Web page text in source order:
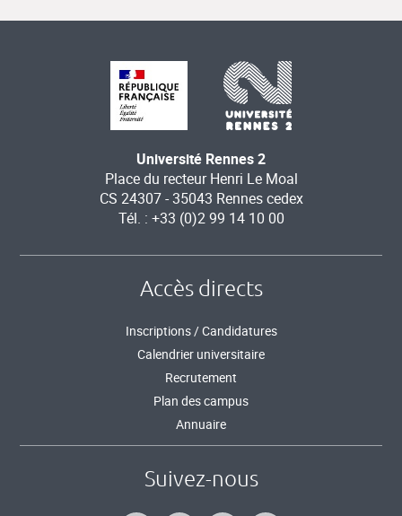
Université Rennes 2
Place du recteur Henri Le Moal
CS 24307 - 35043 Rennes cedex
Tél. : +33 (0)2 99 14 10 00
Accès directs
Inscriptions / Candidatures
Calendrier universitaire
Recrutement
Plan des campus
Annuaire
Suivez-nous